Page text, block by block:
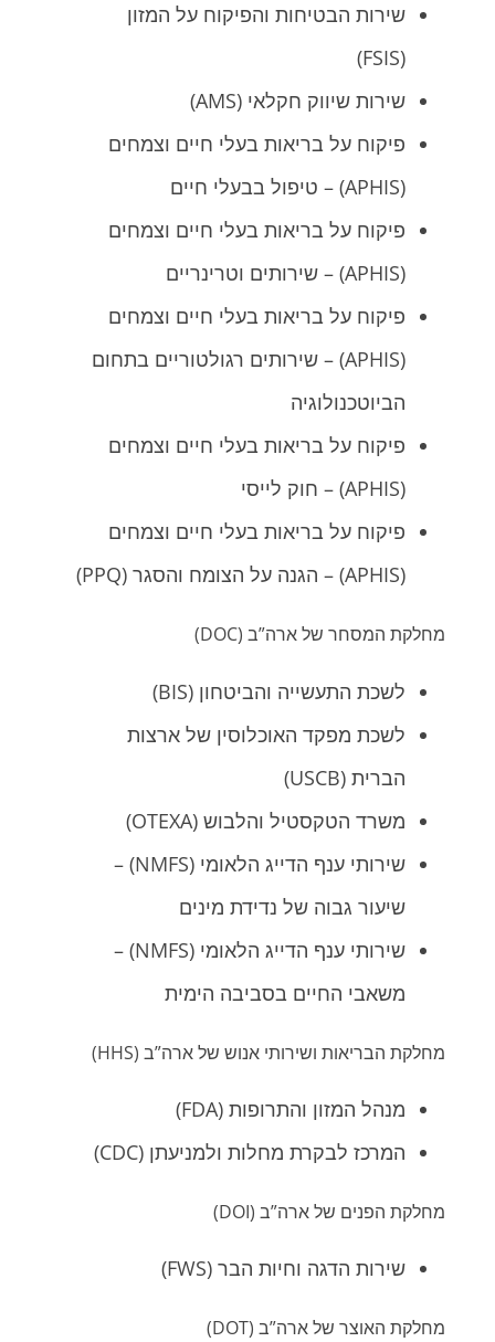
שירות הבטיחות והפיקוח על המזון
(FSIS)
שירות שיווק חקלאי (AMS)
פיקוח על בריאות בעלי חיים וצמחים
(APHIS) – טיפול בבעלי חיים
פיקוח על בריאות בעלי חיים וצמחים
(APHIS) – שירותים וטרינריים
פיקוח על בריאות בעלי חיים וצמחים
(APHIS) – שירותים רגולטוריים בתחום
הביוטכנולוגיה
פיקוח על בריאות בעלי חיים וצמחים
(APHIS) – חוק לייסי
פיקוח על בריאות בעלי חיים וצמחים
(APHIS) – הגנה על הצומח והסגר (PPQ)
מחלקת המסחר של ארה”ב (DOC)
לשכת התעשייה והביטחון (BIS)
לשכת מפקד האוכלוסין של ארצות
הברית (USCB)
משרד הטקסטיל והלבוש (OTEXA)
שירותי ענף הדייג הלאומי (NMFS) –
שיעור גבוה של נדידת מינים
שירותי ענף הדייג הלאומי (NMFS) –
משאבי החיים בסביבה הימית
מחלקת הבריאות ושירותי אנוש של ארה”ב (HHS)
מנהל המזון והתרופות (FDA)
המרכז לבקרת מחלות ולמניעתן (CDC)
מחלקת הפנים של ארה”ב (DOI)
שירות הדגה וחיות הבר (FWS)
מחלקת האוצר של ארה”ב (DOT)